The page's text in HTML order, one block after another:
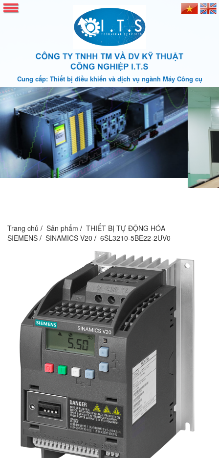
Cung cấp: Thiết bị điều khiển và dịch vụ ngành Máy Công cụ
Trang chủ Sản phẩm
THIẾT BỊ TỰ ĐỘNG HÓA
SIEMENS
SINAMICS V20 6SL3210-5BE22-2UV0